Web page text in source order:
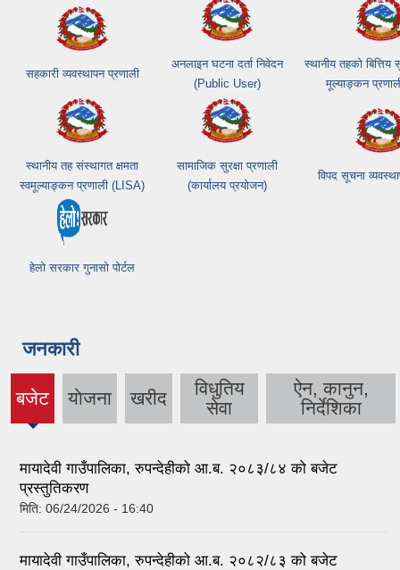
सहकारी व्यवस्थापन प्रणाली
अनलाइन घटना दर्ता निवेदन
(Public User)
स्थानीय तहको
मूल्याङ्कन
स्थानीय तह संस्थागत क्षमता
स्वमूल्याङ्कन प्रणाली (LISA)
सामाजिक सुरक्षा प्रणाली
(कार्यालय प्रयोजन)
विपद सूचना
हेलो सरकार गुनासो पोर्टल
जनकारी
बजेट
(active
tab)
याेजना खरीद
विधुतिय
सेवा
ऐन, कानुन,
निर्देशिका
मायादेवी गाउँपालिका, रुपन्देहीको आ.ब. २०८३/८४ को बजेट
प्रस्तुतिकरण
मिति: 06/24/2026 - 16:40
मायादेवी गाउँपालिका, रुपन्देहीको आ.ब. २०८२/८३ को बजेट